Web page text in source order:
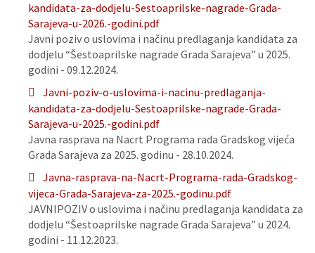
kandidata-za-dodjelu-Sestoaprilske-nagrade-Grada-
Sarajeva-u-2026.-godini.pdf
Javni poziv o uslovima i načinu predlaganja kandidata za
dodjelu “Šestoaprilske nagrade Grada Sarajeva” u 2025.
godini - 09.12.2024.
Javni-poziv-o-uslovima-i-nacinu-predlaganja-
kandidata-za-dodjelu-Sestoaprilske-nagrade-Grada-
Sarajeva-u-2025.-godini.pdf
Javna rasprava na Nacrt Programa rada Gradskog vijeća
Grada Sarajeva za 2025. godinu - 28.10.2024.
Javna-rasprava-na-Nacrt-Programa-rada-Gradskog-
vijeca-Grada-Sarajeva-za-2025.-godinu.pdf
JAVNIPOZIV o uslovima i načinu predlaganja kandidata za
dodjelu “Šestoaprilske nagrade Grada Sarajeva” u 2024.
godini - 11.12.2023.